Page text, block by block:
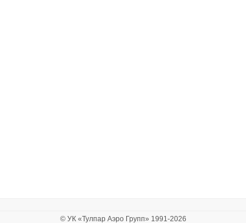
© УК «Тулпар Аэро Групп» 1991-2026